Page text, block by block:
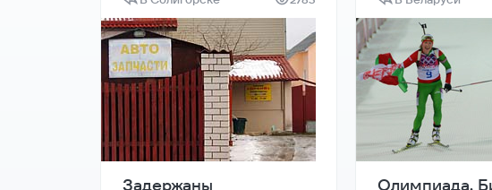
Задержаны
Олимпиада.